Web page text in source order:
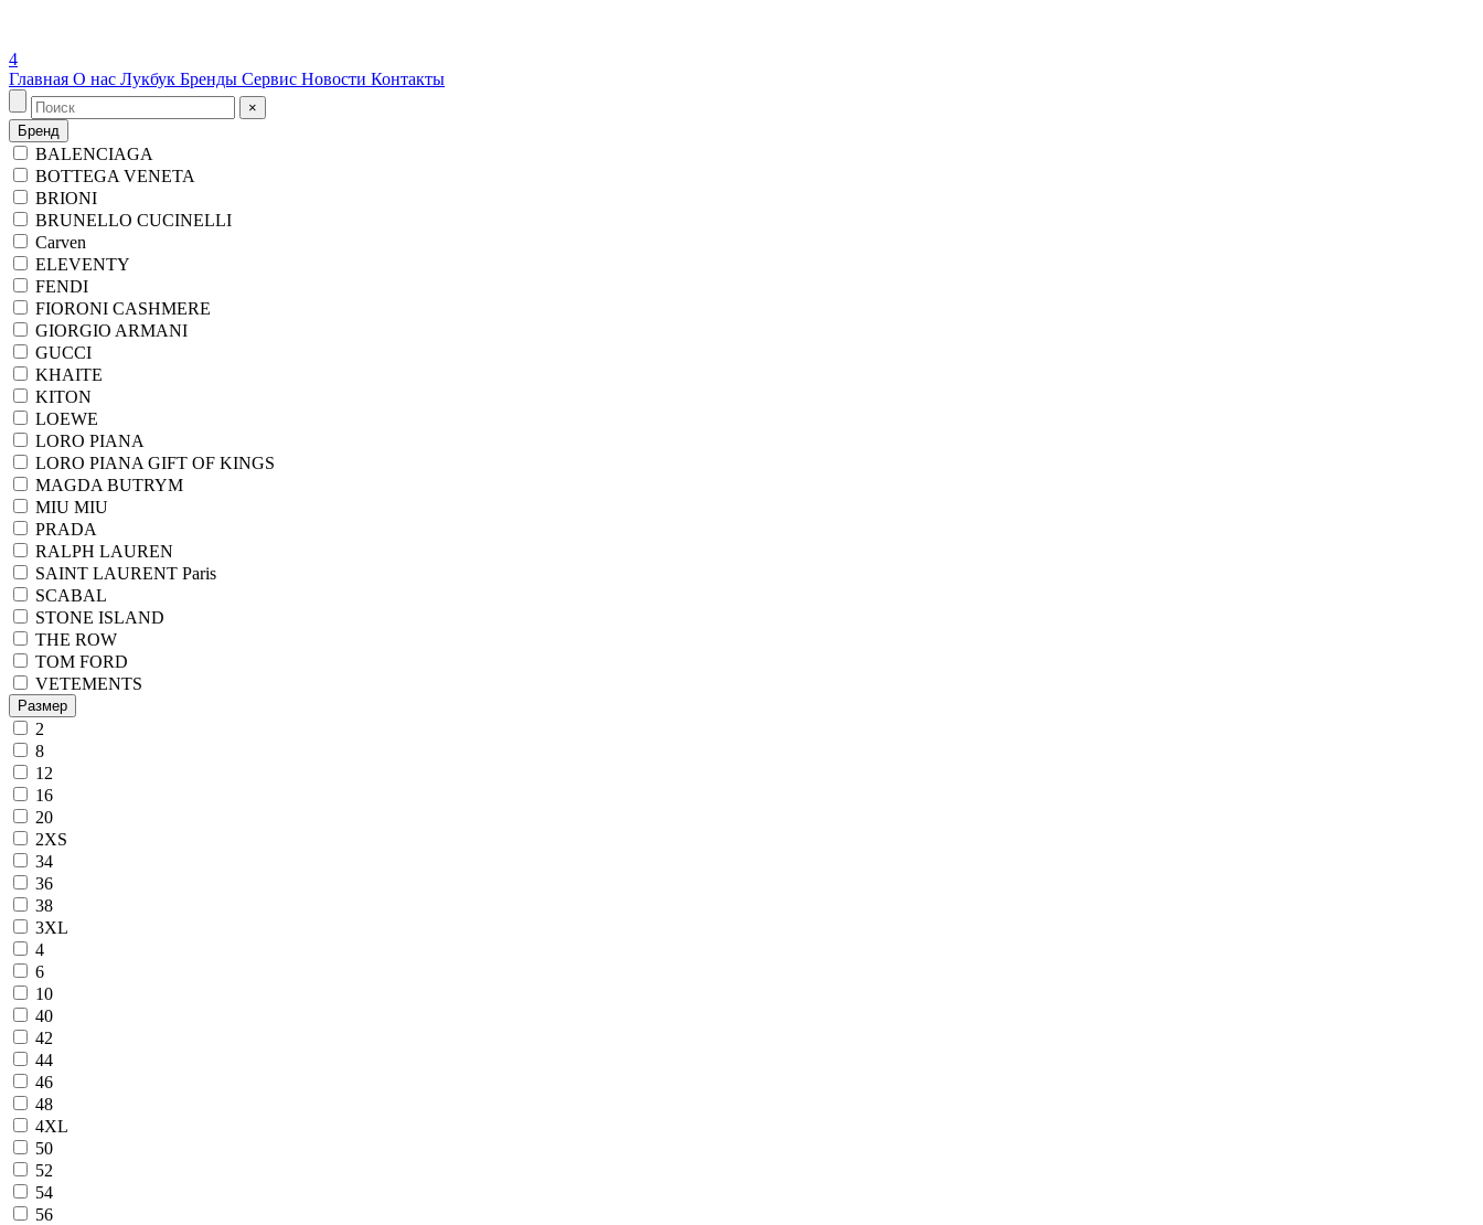
4
Главная О нас Лукбук Бренды Сервис Новости Контакты
×
Бренд
BALENCIAGA
BOTTEGA VENETA
BRIONI
BRUNELLO CUCINELLI
Carven
ELEVENTY
FENDI
FIORONI CASHMERE
GIORGIO ARMANI
GUCCI
KHAITE
KITON
LOEWE
LORO PIANA
LORO PIANA GIFT OF KINGS
MAGDA BUTRYM
MIU MIU
PRADA
RALPH LAUREN
SAINT LAURENT Paris
SCABAL
STONE ISLAND
THE ROW
TOM FORD
VETEMENTS
Размер
2
8
12
16
20
2XS
34
36
38
3XL
4
6
10
40
42
44
46
48
4XL
50
52
54
56